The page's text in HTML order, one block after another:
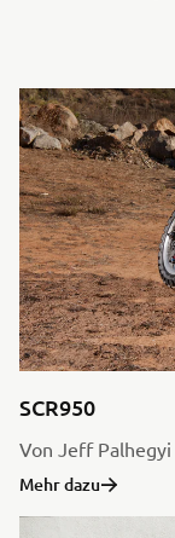
SCR950
Von Jeff Palhegyi
Mehr dazu